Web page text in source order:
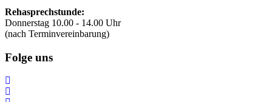
Rehasprechstunde:
Donnerstag 10.00 - 14.00 Uhr
(nach Terminvereinbarung)
Folge uns